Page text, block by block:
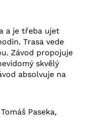
a je třeba ujet
Trasa vede
Závod propojuje
skvělý
absolvuje na
Paseka,